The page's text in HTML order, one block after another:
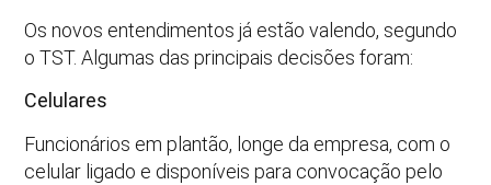
Os novos entendimentos já estão valendo, segundo
o TST. Algumas das principais decisões foram:
Celulares
Funcionários em plantão, longe da empresa, com o
celular ligado e disponíveis para convocação pelo